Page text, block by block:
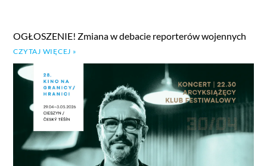
OGŁOSZENIE! Zmiana w debacie reporterów wojennych
CZYTAJ WIĘCEJ »